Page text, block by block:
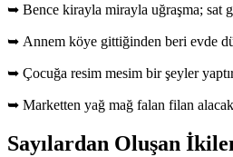
➥ Bence kirayla mirayla uğraşma; sat
➥ Annem köye gittiğinden beri evde
➥ Çocuğa resim mesim bir şeyler
➥ Marketten yağ mağ falan filan
Sayılardan Oluşan